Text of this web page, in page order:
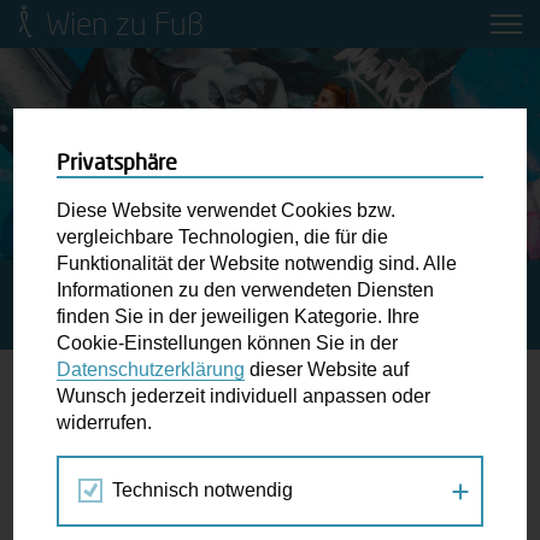
Wien zu Fuß
Mobilitätsbildung für Kinder und
Jugendliche
Ringstraße-Neugestaltung
Wiener Fußwegekarte
Newsletter abonnieren
Wunschbox
der Ampel ...
STARTSEITE SPAZIERGANG KALENDER
ARCHIKIDS:
WIR BESUCHEN „EUROPAS BESTE BAUTEN“
12.
NOV
2022
Privatsphäre
Diese Website verwendet Cookies bzw.
vergleichbare Technologien, die für die
Funktionalität der Website notwendig sind. Alle
Informationen zu den verwendeten Diensten
finden Sie in der jeweiligen Kategorie. Ihre
Cookie-Einstellungen können Sie in der
Datenschutzerklärung dieser Website auf
Wunsch jederzeit individuell anpassen oder
widerrufen.
Technisch notwendig